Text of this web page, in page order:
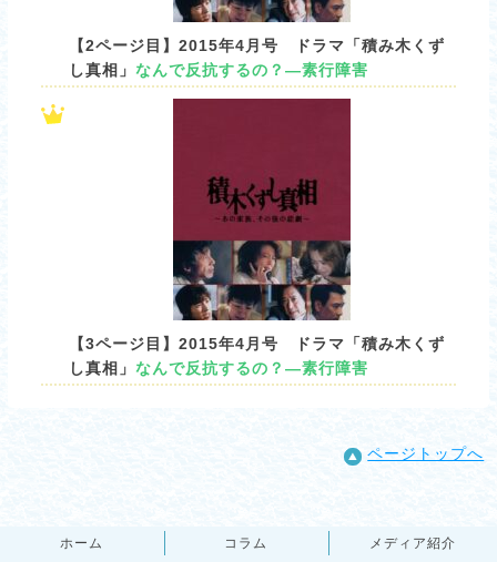
【2ページ目】2015年4月号 ドラマ「積み木くず
し真相」 なんで反抗するの？―素行障害
【3ページ目】2015年4月号 ドラマ「積み木くず
し真相」 なんで反抗するの？―素行障害
ページトップへ
ホーム コラム メディア紹介